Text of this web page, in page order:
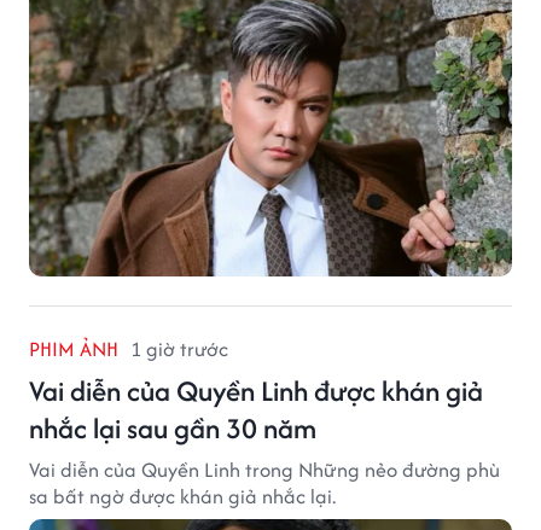
PHIM ẢNH 1 giờ trước
Vai diễn của Quyền Linh được khán giả
nhắc lại sau gần 30 năm
Vai diễn của Quyền Linh trong Những nẻo đường phù
sa bất ngờ được khán giả nhắc lại.